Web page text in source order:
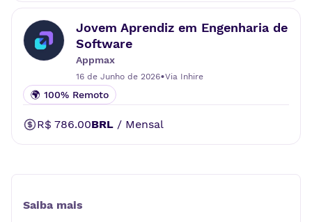
Jovem Aprendiz em Engenharia de
Software
Appmax
16 de Junho de 2026•Via Inhire
🌍 100% Remoto
R$ 786.00BRL / Mensal
Saiba mais